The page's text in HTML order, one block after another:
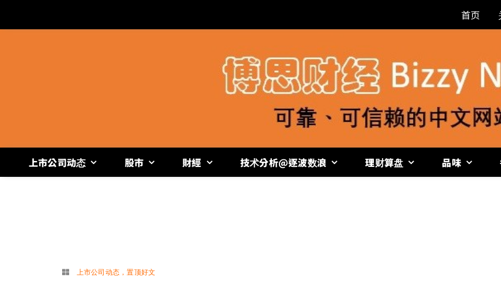
首页
上市公司动态 股市 財經 技术分析@逐波数浪 理财算盘 品味
上市公司动态 ，置顶好文